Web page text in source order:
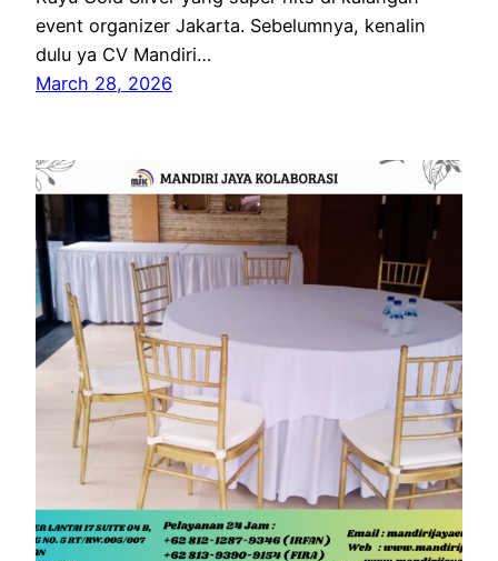
event organizer Jakarta. Sebelumnya, kenalin
dulu ya CV Mandiri…
March 28, 2026